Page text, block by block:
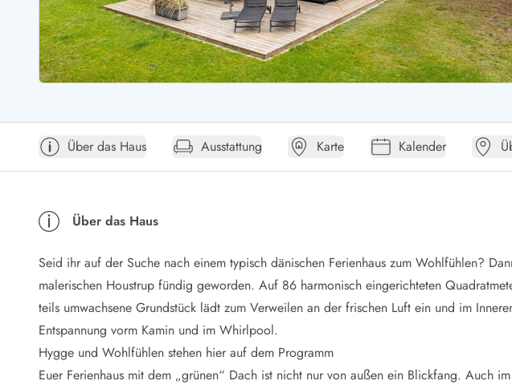
Ferienhäuser Graerup Strand
Ferienhäuser Haurvig
Ferienhäuser Henne Strand
Ferienhäuser Klegod
Ferienhäuser Lodbjerg Hede
Ferienhäuser Nr. Lyngvig
Öffnungszeiten
Anreise
Ferienhaus ABC
Häufige Fragen zur Buchung
Verleihservice
Reisescheckliste
Endreinigung
Gutschein
Frühbucher
Mietbedingungen
Über das Haus Ausstattung Karte Kalender
Über das Haus
Seid ihr auf der Suche nach einem typisch dänischen Ferienhaus zum Wohlfühlen?
malerischen Houstrup fündig geworden. Auf 86 harmonisch eingerichteten
teils umwachsene Grundstück lädt zum Verweilen an der frischen Luft ein und im
Entspannung vorm Kamin und im Whirlpool.
Hygge und Wohlfühlen stehen hier auf dem Programm
Euer Ferienhaus mit dem „grünen“ Dach ist nicht nur von außen ein Blickfang. Auch